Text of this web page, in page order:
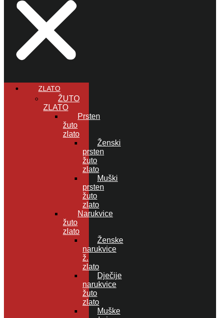
ZLATO
ŽUTO
ZLATO
Prsten
žuto
zlato
Ženski
prsten
žuto
zlato
Muški
prsten
žuto
zlato
Narukvice
žuto
zlato
Ženske
narukvice
ž.
zlato
Dječije
narukvice
žuto
zlato
Muške